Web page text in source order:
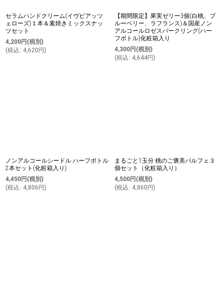
セラムハンドクリーム(イヴピアッツ
ェローズ)１本＆素焼きミックスナッ
ツセット
4,200円 (税別)
(税込 : 4,620 円)
【期間限定】果実ゼリー3個(白桃、ブ
ルーベリー、ラフランス)＆国産ノン
アルコールロゼスパークリング(ハー
フボトル)化粧箱入り
4,300円 (税別)
(税込 : 4,644円)
ノンアルコールシードル ハーフボトル
2本セット(化粧箱入り)
4,450円 (税別)
(税込 : 4,806 円)
まるごと1玉分 桃のご褒美パルフェ３
個セット（化粧箱入り）
4,500円 (税別)
(税込 : 4,860 円)